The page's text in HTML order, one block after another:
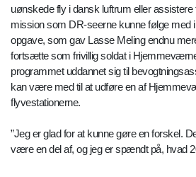
uønskede fly i dansk luftrum eller assistere
mission som DR-seerne kunne følge med
opgave, som gav Lasse Meling endnu
fortsætte som frivillig soldat i
programmet uddannet sig til
kan være med til at udføre en af
flyvestationerne.
”Jeg er glad for at kunne gøre en forskel.
være en del af, og jeg er spændt på, hvad